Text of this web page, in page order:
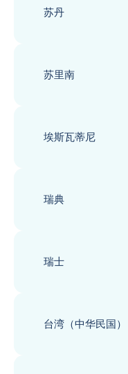
苏丹
苏里南
埃斯瓦蒂尼
瑞典
瑞士
台湾（中华民国）